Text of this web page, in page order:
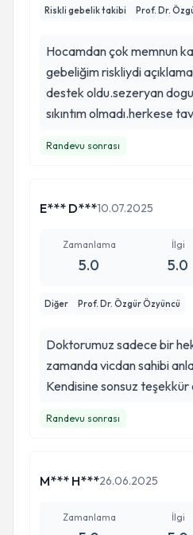
Riskli gebelik takibi Prof. Dr.
Hocamdan çok memnun
gebeliğim riskliydi
destek oldu.sezeryan
sıkıntım olmadı.herkese
Randevu sonrası
E*** D***10.07.2025
Zamanlama
5.0
İlgi
5.0
Diğer Prof. Dr. Özgür Özyüncü
Doktorumuz sadece bir
zamanda vicdan sahibi
Kendisine sonsuz teşekkür
Randevu sonrası
M*** H***26.06.2025
Zamanlama İlgi